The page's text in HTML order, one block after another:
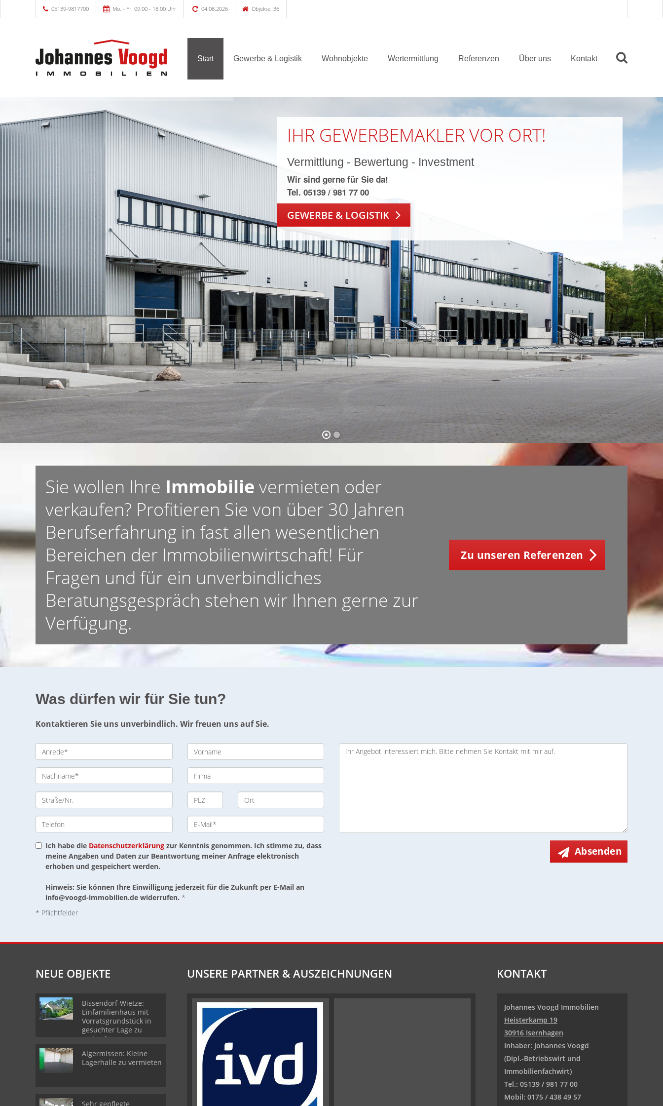
05139-9817700 Mo. - Fr. 09.00 - 18.00 Uhr 04.08.2026 Objekte: 36
Start Gewerbe & Logistik Wohnobjekte Wertermittlung Referenzen Über uns Kontakt
IHR GEWERBEMAKLER VOR ORT!
Vermittlung - Bewertung - Investment
Wir sind gerne für Sie da!
Tel. 05139 / 981 77 00
GEWERBE & LOGISTIK
Sie wollen Ihre Immobilie vermieten oder
verkaufen? Profitieren Sie von über 30 Jahren
Berufserfahrung in fast allen wesentlichen
Bereichen der Immobilienwirtschaft! Für
Fragen und für ein unverbindliches
Beratungsgespräch stehen wir Ihnen gerne zur
Verfügung.
Zu unseren Referenzen
Was dürfen wir für Sie tun?
Kontaktieren Sie uns unverbindlich. Wir freuen uns auf Sie.
Ich habe die Datenschutzerklärung zur Kenntnis genommen. Ich stimme zu, dass
meine Angaben und Daten zur Beantwortung meiner Anfrage elektronisch
erhoben und gespeichert werden.
Hinweis: Sie können Ihre Einwilligung jederzeit für die Zukunft per E-Mail an
info@voogd-immobilien.de widerrufen. *
* Pflichtfelder
Absenden
NEUE OBJEKTE
Bissendorf-Wietze:
Einfamilienhaus mit
Vorratsgrundstück in
gesuchter Lage zu
verkaufen
Algermissen: Kleine
Lagerhalle zu vermieten
Sehr gepflegte
UNSERE PARTNER & AUSZEICHNUNGEN KONTAKT
Johannes Voogd Immobilien
Heisterkamp 19
30916 Isernhagen
Inhaber: Johannes Voogd
(Dipl.-Betriebswirt und
Immobilienfachwirt)
Tel.: 05139 / 981 77 00
Mobil: 0175 / 438 49 57